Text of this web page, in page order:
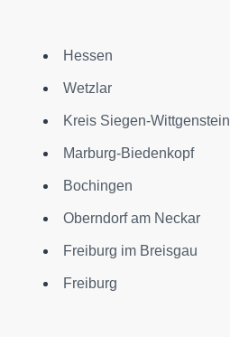
Hessen
Wetzlar
Kreis Siegen-Wittgenstein
Marburg-Biedenkopf
Bochingen
Oberndorf am Neckar
Freiburg im Breisgau
Freiburg